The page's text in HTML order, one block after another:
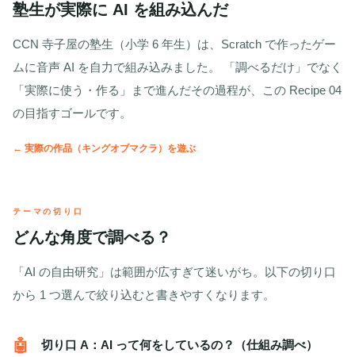
塾生が実際に AI を組み込んだ
CCN 寺子屋の塾生（小学 6 年生）は、Scratch で作ったゲー
ムに音声 AI を自力で組み込みました。 「調べるだけ」でなく
「実際に使う・作る」まで進んだその過程が、この Recipe 04
の目指すゴールです。
← 実際の作品（キングオブマクラ）を遊ぶ
テーマの切り口
どんな角度で調べる？
「AI の自由研究」は範囲が広すぎて迷いがち。以下の切り口
から 1 つ選んで絞り込むと書きやすくなります。
🤖 切り口 A：AI って何をしているの？（仕組み調べ）